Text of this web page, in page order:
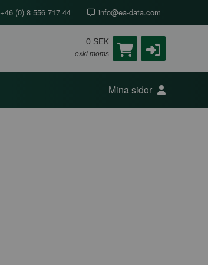
+46 (0) 8 556 717 44 info@ea-data.com
0 SEK
exkl moms
Mina sidor